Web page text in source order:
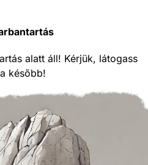
alatt áll! Kérjük, látogass
később!